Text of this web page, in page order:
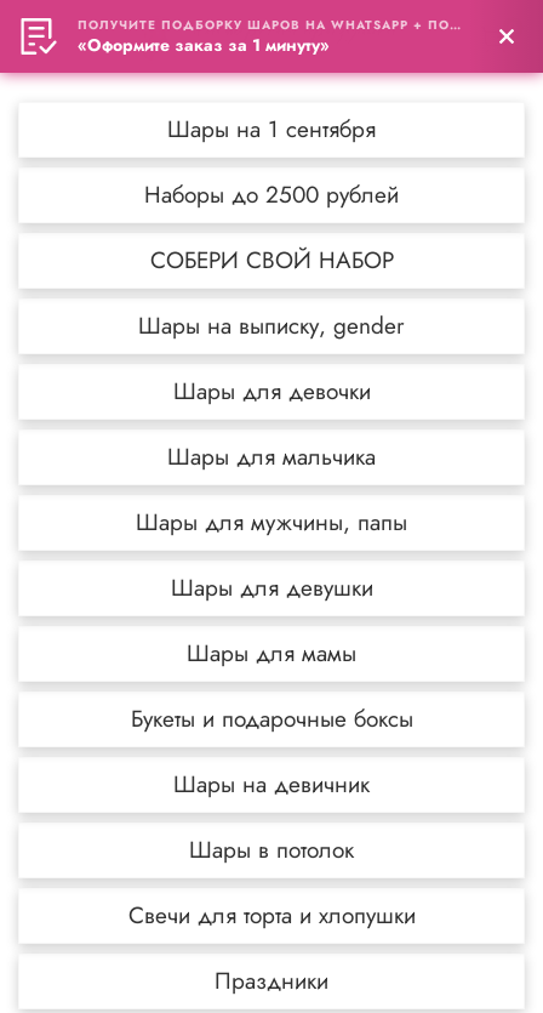
0
Шары на 1 сентября
Наборы до 2500 рублей
СОБЕРИ СВОЙ НАБОР
Шары на выписку, gender
Шары для девочки
Шары для мальчика
Шары для мужчины, папы
Шары для девушки
Шары для мамы
Букеты и подарочные боксы
Шары на девичник
Шары в потолок
Свечи для торта и хлопушки
Праздники
ПОЛУЧИТЕ ПОДБОРКУ ШАРОВ НА WHATSAPP + ПОДАРОК
«Оформите заказ за 1 минуту»